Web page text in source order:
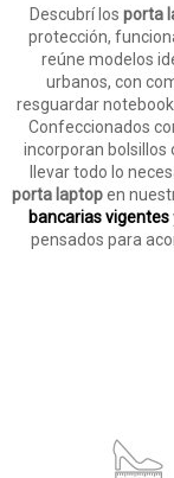
Descubrí los porta
protección,
reúne modelos
urbanos, con
resguardar
Confeccionados
incorporan bolsillos
llevar todo lo
porta laptopen
bancarias vigentes
pensados para